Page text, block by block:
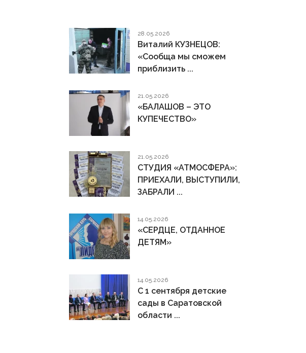
28.05.2026
Виталий КУЗНЕЦОВ:
«Сообща мы сможем
приблизить ...
21.05.2026
«БАЛАШОВ – ЭТО
КУПЕЧЕСТВО»
21.05.2026
СТУДИЯ «АТМОСФЕРА»:
ПРИЕХАЛИ, ВЫСТУПИЛИ,
ЗАБРАЛИ ...
14.05.2026
«СЕРДЦЕ, ОТДАННОЕ
ДЕТЯМ»
14.05.2026
С 1 сентября детские
сады в Саратовской
области ...